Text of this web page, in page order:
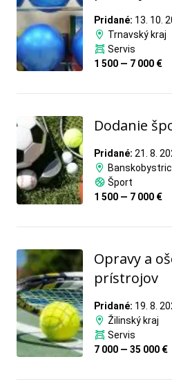
Pridané: 13. 10.
Trnavský kraj
Servis
1 500 — 7 000 €
Dodanie
Pridané: 21. 8.
Šport
1 500 — 7 000 €
Opravy a
prístrojov
Pridané: 19. 8.
Žilinský kraj
Servis
7 000 — 35 000 €